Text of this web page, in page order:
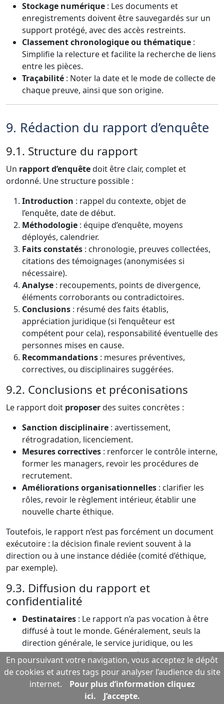
Stockage numérique : Les documents et
enregistrements doivent être sauvegardés sur un
support protégé, avec des accès restreints.
Classement chronologique ou thématique :
Simplifie la relecture et facilite la recherche de liens
entre les pièces.
Traçabilité : Noter la date et le mode de collecte de
chaque preuve, ainsi que son origine.
9. Rédaction du rapport d’enquête
9.1. Structure du rapport
Un rapport d’enquêtedoit être clair, complet et
ordonné. Une structure possible :
Introduction : rappel du contexte, objet de
l’enquête, date de début.
Méthodologie : équipe d’enquête, moyens
déployés, calendrier.
Faits constatés : chronologie, preuves collectées,
citations des témoignages (anonymisées si
nécessaire).
Analyse : recoupements, points de divergence,
éléments corroborants ou contradictoires.
Conclusions : résumé des faits établis,
appréciation juridique (si l’enquêteur est
compétent pour cela), responsabilité éventuelle des
personnes mises en cause.
Recommandations : mesures préventives,
correctives, ou disciplinaires suggérées.
9.2. Conclusions et préconisations
Le rapport doit proposerdes suites concrètes :
Sanction disciplinaire : avertissement,
rétrogradation, licenciement.
Mesures correctives : renforcer le contrôle interne,
former les managers, revoir les procédures de
recrutement.
Améliorations organisationnelles : clarifier les
rôles, revoir le règlement intérieur, établir une
nouvelle charte éthique.
Toutefois, le rapport n’est pas forcément un document
exécutoire : la décision finale revient souvent à la
direction ou à une instance dédiée (comité d’éthique,
par exemple).
9.3. Diffusion du rapport et
confidentialité
Destinataires : Le rapport n’a pas vocation à être
diffusé à tout le monde. Généralement, seuls la
direction générale, le service juridique, ou les
personnes habilitées y ont accès.
Droits d’accès
: Un salarié mis en cause peut
demander à consulter les éléments sur lesquels on
se fonde pour le sanctionner.
En poursuivant votre navigation, vous acceptez le dépôt
de cookies et autres tags pour analyser l’audience du site
internet.
Pour plus d’information cliquez
ici.
J’accepte.